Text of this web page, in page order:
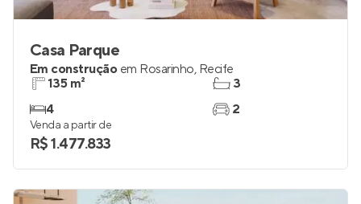
Casa Parque
Em construção em Rosarinho, Recife
135 m²
4
3
2
Venda a partir de
R$ 1.477.833